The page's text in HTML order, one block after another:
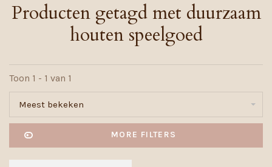
Producten getagd met duurzaam
houten speelgoed
Toon 1 - 1 van 1
Meest bekeken
MORE FILTERS